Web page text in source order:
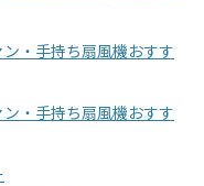
ン・手持ち扇風機おすす
ン・手持ち扇風機おすす